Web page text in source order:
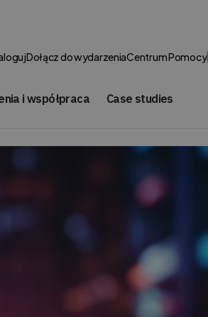
Dołącz do wydarzeniaCentrum Pomocy
i współpraca
Case studies